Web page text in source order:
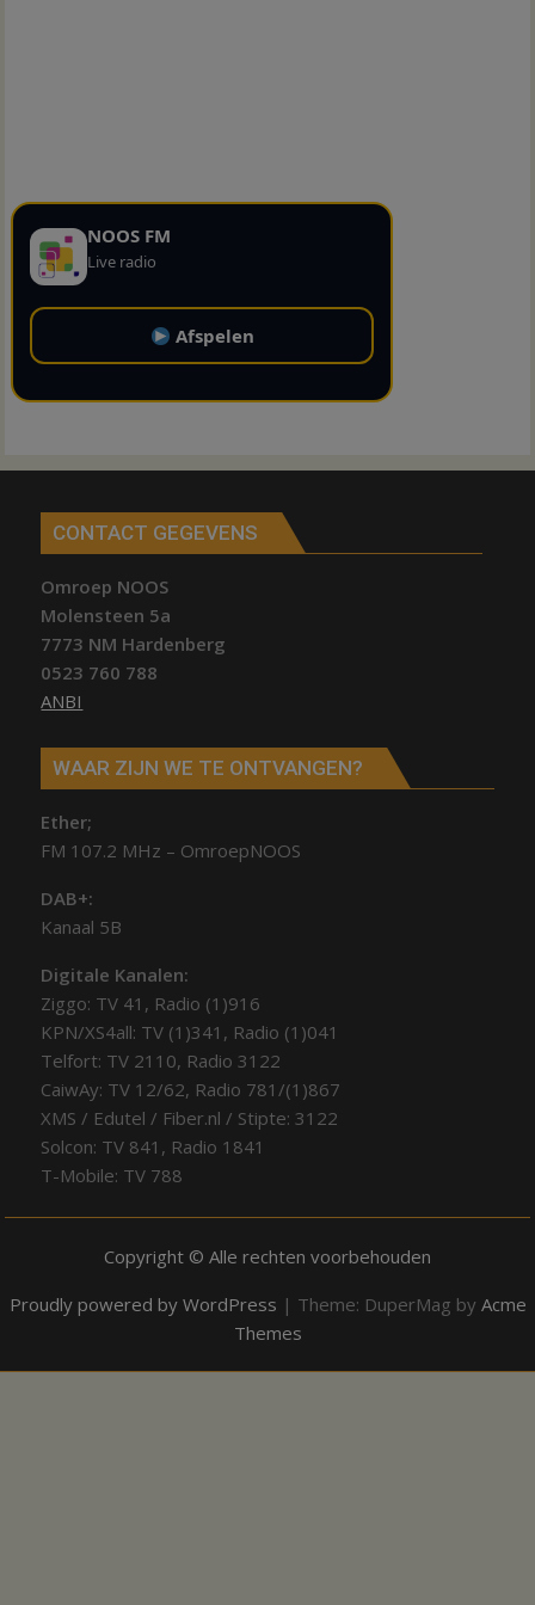
NOOS FM
Live radio
Afspelen
CONTACT GEGEVENS
Omroep NOOS
Molensteen 5a
7773 NM Hardenberg
0523 760 788
ANBI
WAAR ZIJN WE TE ONTVANGEN?
Ether;
FM 107.2 MHz – OmroepNOOS
DAB+:
Kanaal 5B
Digitale Kanalen:
Ziggo: TV 41, Radio (1)916
KPN/XS4all: TV (1)341, Radio (1)041
Telfort: TV 2110, Radio 3122
CaiwAy: TV 12/62, Radio 781/(1)867
XMS / Edutel / Fiber.nl / Stipte: 3122
Solcon: TV 841, Radio 1841
T-Mobile: TV 788
Copyright © Alle rechten voorbehouden
Proudly powered by WordPress | Theme: DuperMag by Acme
Themes